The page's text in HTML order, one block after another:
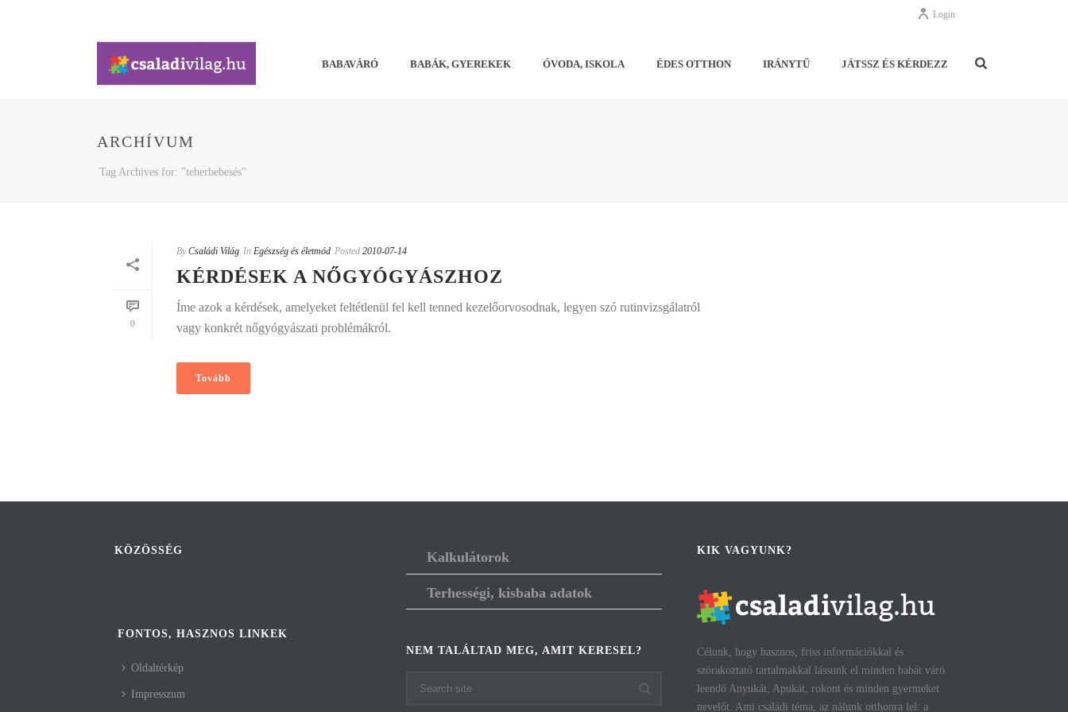
Login
BABAVÁRÓ BABÁK, GYEREKEK ÓVODA, ISKOLA ÉDES OTTHON IRÁNYTŰ JÁTSSZ ÉS KÉRDEZZ
ARCHÍVUM
Tag Archives for: "teherbebesés"
0
By Családi Világ In Egészség és életmód Posted 2010-07-14
KÉRDÉSEK A NŐGYÓGYÁSZHOZ
Íme azok a kérdések, amelyeket feltétlenül fel kell tenned kezelőorvosodnak, legyen szó rutinvizsgálatról
vagy konkrét nőgyógyászati problémákról.
Tovább
KÖZÖSSÉG
FONTOS, HASZNOS LINKEK
Oldaltérkép
Impresszum
Kalkulátorok
Terhességi, kisbaba adatok
NEM TALÁLTAD MEG, AMIT KERESEL?
KIK VAGYUNK?
Célunk, hogy hasznos, friss információkkal és
szórakoztató tartalmakkal lássunk el minden babát váró
leendő Anyukát, Apukát, rokont és minden gyermeket
nevelőt. Ami családi téma, az nálunk otthonra lel: a